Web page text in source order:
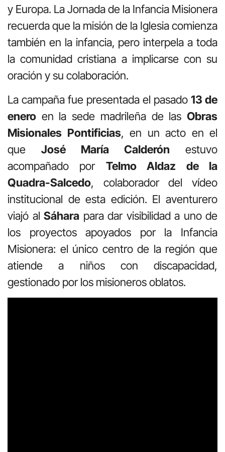
y Europa. La Jornada de la Infancia Misionera
recuerda que la misión de la Iglesia comienza
también en la infancia, pero interpela a toda
la comunidad cristiana a implicarse con su
oración y su colaboración.
La campaña fue presentada el pasado 13 de
enero en la sede madrileña de las Obras
Misionales Pontificias, en un acto en el
que José María Calderón estuvo
acompañado por Telmo Aldaz de la
Quadra-Salcedo, colaborador del vídeo
institucional de esta edición. El aventurero
viajó al Sáhara para dar visibilidad a uno de
los proyectos apoyados por la Infancia
Misionera: el único centro de la región que
atiende a niños con discapacidad,
gestionado por los misioneros oblatos.